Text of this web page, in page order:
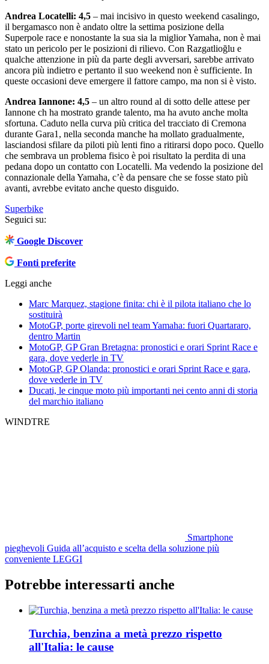
Andrea Locatelli: 4,5 – mai incisivo in questo weekend casalingo,
il bergamasco non è andato oltre la settima posizione della
Superpole race e nonostante la sua sia la miglior Yamaha, non è mai
stato un pericolo per le posizioni di rilievo. Con Razgatlioğlu e
qualche attenzione in più da parte degli avversari, sarebbe arrivato
ancora più indietro e pertanto il suo weekend non è sufficiente. In
queste occasioni deve emergere il fattore campo, ma non si è visto.
Andrea Iannone: 4,5 – un altro round al di sotto delle attese per
Iannone ch ha mostrato grande talento, ma ha avuto anche molta
sfortuna. Caduto nella curva più critica del tracciato di Cremona
durante Gara1, nella seconda manche ha mollato gradualmente,
lasciandosi sfilare da piloti più lenti fino a ritirarsi dopo poco. Quello
che sembrava un problema fisico è poi risultato la perdita di una
pedana dopo un contatto con Locatelli. Ma vedendo la posizione del
connazionale della Yamaha, c’è da pensare che se fosse stato più
avanti, avrebbe evitato anche questo disguido.
Superbike
Seguici su:
Google Discover
Fonti preferite
Leggi anche
Marc Marquez, stagione finita: chi è il pilota italiano che lo
sostituirà
MotoGP, porte girevoli nel team Yamaha: fuori Quartararo,
dentro Martin
MotoGP, GP Gran Bretagna: pronostici e orari Sprint Race e
gara, dove vederle in TV
MotoGP, GP Olanda: pronostici e orari Sprint Race e gara,
dove vederle in TV
Ducati, le cinque moto più importanti nei cento anni di storia
del marchio italiano
WINDTRE
Smartphone
pieghevoli Guida all’acquisto e scelta della soluzione più
conveniente LEGGI
Potrebbe interessarti anche
Turchia, benzina a metà prezzo rispetto
all'Italia: le cause